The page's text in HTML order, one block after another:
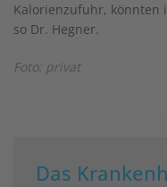
Kalorienzufuhr, könnten
so Dr. Hegner.
Foto: privat
Das